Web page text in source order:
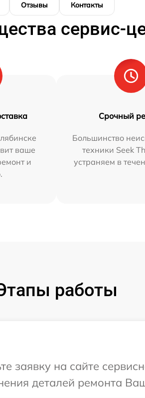
Отзывы Контакты
сервис-
ваше
и
Срочный
Большинство
техники Seek
устраняем в
работы
заявку на сайте
деталей ремонта